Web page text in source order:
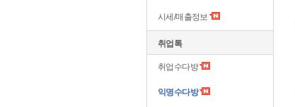
시세/매출정보
취업톡
취업수다방
익명수다방